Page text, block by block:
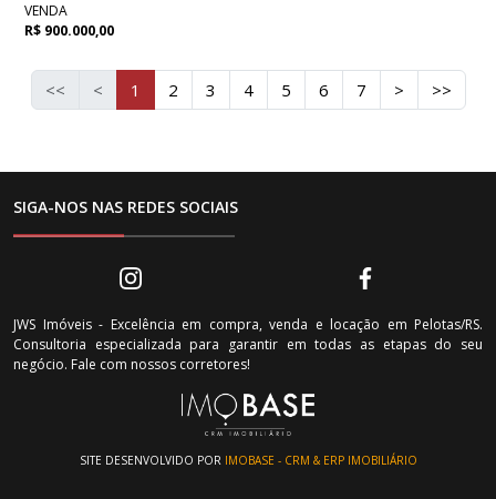
VENDA
R$ 900.000,00
<< < 1 2 3 4 5 6 7 > >>
SIGA-NOS NAS REDES SOCIAIS
JWS Imóveis - Excelência em compra, venda e locação em Pelotas/RS.
Consultoria especializada para garantir em todas as etapas do seu
negócio. Fale com nossos corretores!
SITE DESENVOLVIDO POR IMOBASE - CRM & ERP IMOBILIÁRIO